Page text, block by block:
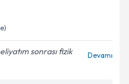
sonrası fizik
Devamı